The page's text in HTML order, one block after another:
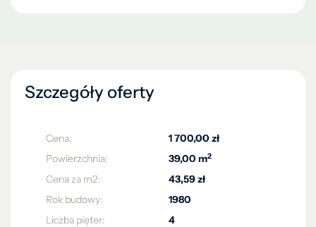
Szczegóły oferty
Cena:
1 700,00 zł
Powierzchnia:
39,00 m2
Cena za m2:
43,59 zł
Rok budowy:
1980
Liczba pięter:
4